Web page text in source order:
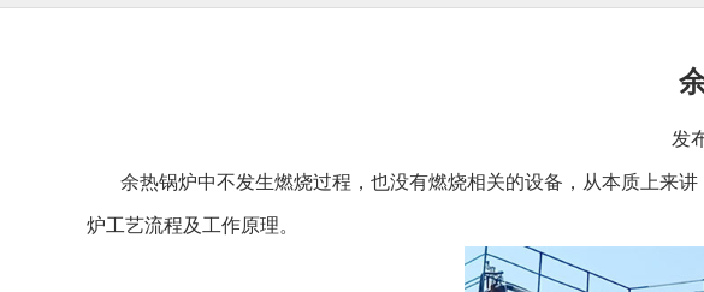
发
余热锅炉中不发生燃烧过程，也没有燃烧相关的设备，从本质上来
炉工艺流程及工作原理。